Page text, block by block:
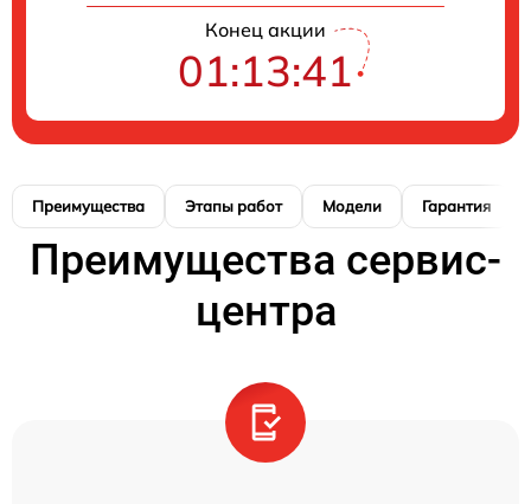
Конец акции
01:13:40
Преимущества Этапы работ Модели Гарантия
Преимущества сервис-
центра